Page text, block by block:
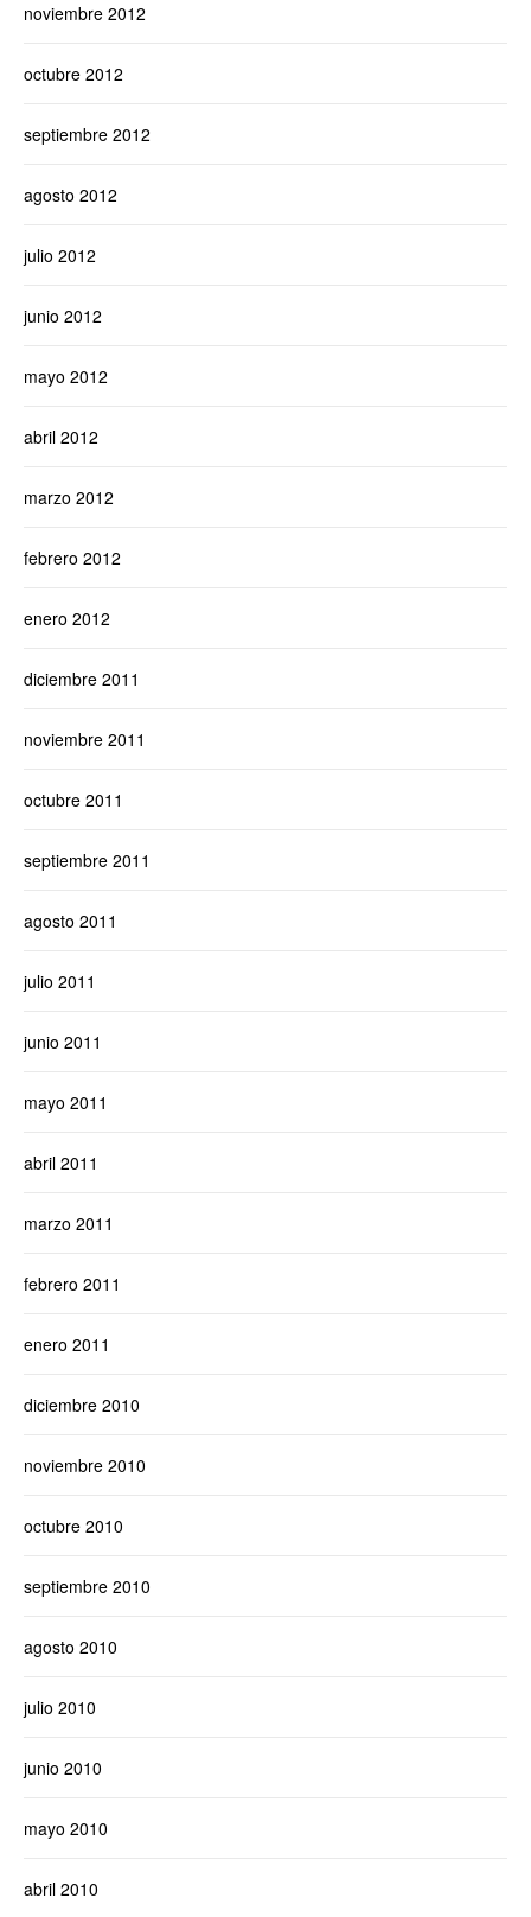
noviembre 2012
octubre 2012
septiembre 2012
agosto 2012
julio 2012
junio 2012
mayo 2012
abril 2012
marzo 2012
febrero 2012
enero 2012
diciembre 2011
noviembre 2011
octubre 2011
septiembre 2011
agosto 2011
julio 2011
junio 2011
mayo 2011
abril 2011
marzo 2011
febrero 2011
enero 2011
diciembre 2010
noviembre 2010
octubre 2010
septiembre 2010
agosto 2010
julio 2010
junio 2010
mayo 2010
abril 2010